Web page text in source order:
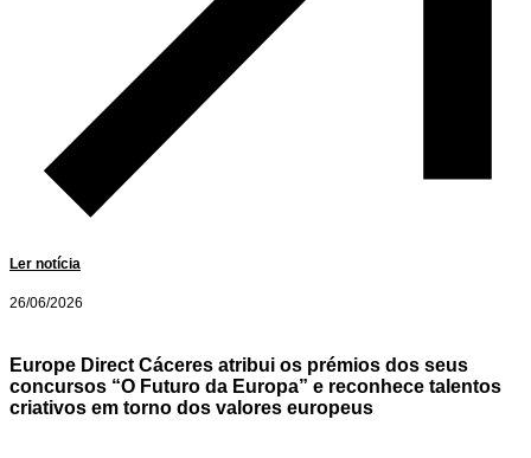
Ler notícia
26/06/2026
Europe Direct Cáceres atribui os prémios dos seus
concursos “O Futuro da Europa” e reconhece talentos
criativos em torno dos valores europeus